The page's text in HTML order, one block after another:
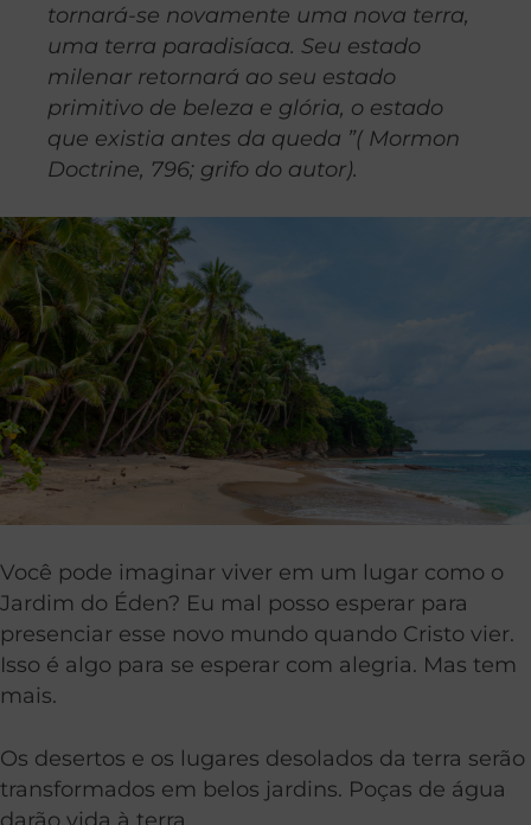
tornará-se novamente uma nova terra,
uma terra paradisíaca. Seu estado
milenar retornará ao seu estado
primitivo de beleza e glória, o estado
que existia antes da queda ”( Mormon
Doctrine, 796; grifo do autor).
Você pode imaginar viver em um lugar como o
Jardim do Éden? Eu mal posso esperar para
presenciar esse novo mundo quando Cristo vier.
Isso é algo para se esperar com alegria. Mas tem
mais.
Os desertos e os lugares desolados da terra serão
transformados em belos jardins. Poças de água
darão vida à terra.